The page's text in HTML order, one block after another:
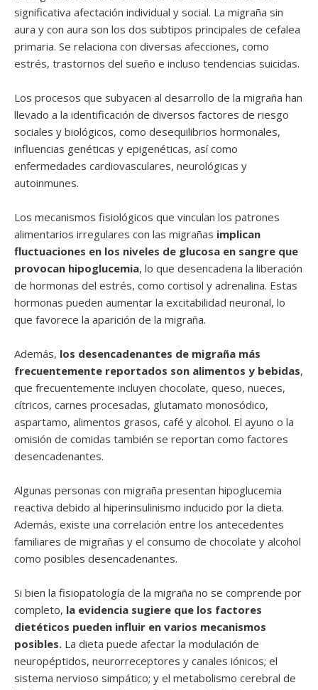
significativa afectación individual y social. La migraña sin
aura y con aura son los dos subtipos principales de cefalea
primaria. Se relaciona con diversas afecciones, como
estrés, trastornos del sueño e incluso tendencias suicidas.
Los procesos que subyacen al desarrollo de la migraña han
llevado a la identificación de diversos factores de riesgo
sociales y biológicos, como desequilibrios hormonales,
influencias genéticas y epigenéticas, así como
enfermedades cardiovasculares, neurológicas y
autoinmunes.
Los mecanismos fisiológicos que vinculan los patrones
alimentarios irregulares con las migrañas implican
fluctuaciones en los niveles de glucosa en sangre que
provocan hipoglucemia, lo que desencadena la liberación
de hormonas del estrés, como cortisol y adrenalina. Estas
hormonas pueden aumentar la excitabilidad neuronal, lo
que favorece la aparición de la migraña.
Además, los desencadenantes de migraña más
frecuentemente reportados son alimentos y bebidas,
que frecuentemente incluyen chocolate, queso, nueces,
cítricos, carnes procesadas, glutamato monosódico,
aspartamo, alimentos grasos, café y alcohol. El ayuno o la
omisión de comidas también se reportan como factores
desencadenantes.
Algunas personas con migraña presentan hipoglucemia
reactiva debido al hiperinsulinismo inducido por la dieta.
Además, existe una correlación entre los antecedentes
familiares de migrañas y el consumo de chocolate y alcohol
como posibles desencadenantes.
Si bien la fisiopatología de la migraña no se comprende por
completo, la evidencia sugiere que los factores
dietéticos pueden influir en varios mecanismos
posibles. La dieta puede afectar la modulación de
neuropéptidos, neurorreceptores y canales iónicos; el
sistema nervioso simpático; y el metabolismo cerebral de